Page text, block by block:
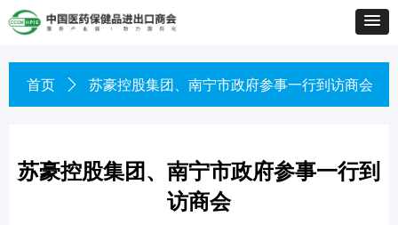
首页 ꄲ 苏豪控股集团、南宁市政府参事一行到访商会
苏豪控股集团、南宁市政府参事一行到
访商会